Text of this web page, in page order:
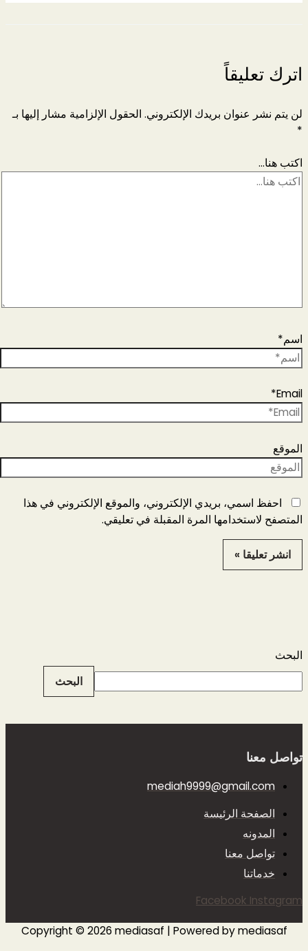
البحث
البحث
اترك تعليقاً
لن يتم نشر عنوان بريدك الإلكتروني. الحقول الإلزامية مشار إليها بـ
*
اكتب هنا...
اسم*
Email*
الموقع
احفظ اسمي، بريدي الإلكتروني، والموقع الإلكتروني في هذا
المتصفح لاستخدامها المرة المقبلة في تعليقي.
تواصل معنا
mediah9999@gmail.com
الصفحة الرئيسة
المدونه
تواصل معنا
خدماتنا
Facebook Instagram
Copyright © 2026 mediasaf | Powered by mediasaf